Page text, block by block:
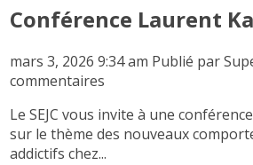
Conférence Laurent
mars 3, 2026 9:34 am Publié par
commentaires
Le SEJC vous invite à une
sur le thème des nouveaux
addictifs chez...